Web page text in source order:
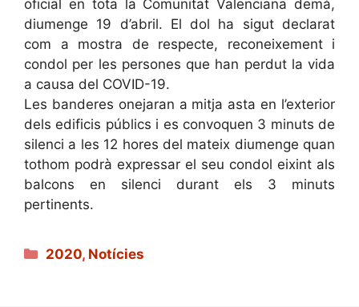
oficial en tota la Comunitat Valenciana demà,
diumenge 19 d’abril. El dol ha sigut declarat
com a mostra de respecte, reconeixement i
condol per les persones que han perdut la vida
a causa del COVID-19.
Les banderes onejaran a mitja asta en l’exterior
dels edificis públics i es convoquen 3 minuts de
silenci a les 12 hores del mateix diumenge quan
tothom podrà expressar el seu condol eixint als
balcons en silenci durant els 3 minuts
pertinents.
Categories
2020, Notícies